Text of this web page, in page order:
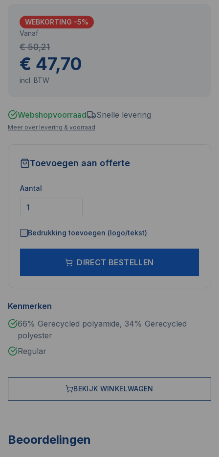
WEBKORTING -5%
Vanaf
€ 50,21
€ 47,70
incl. BTW
Webshopvoorraad Snelle levering
Meer over levering & voorraad
Toevoegen aan offerte
Aantal
Bedrukking toevoegen (logo/tekst)
DIRECT BESTELLEN
Kenmerken
66% Gerecycled polyamide, 34% Gerecycled
polyester
Regular
BEKIJK WINKELWAGEN
Beoordelingen